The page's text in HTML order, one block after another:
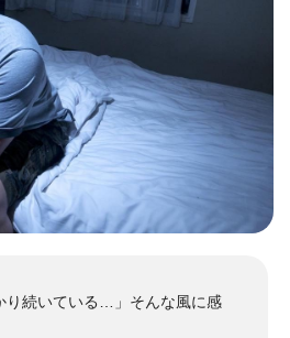
り続いている…」そんな風に感